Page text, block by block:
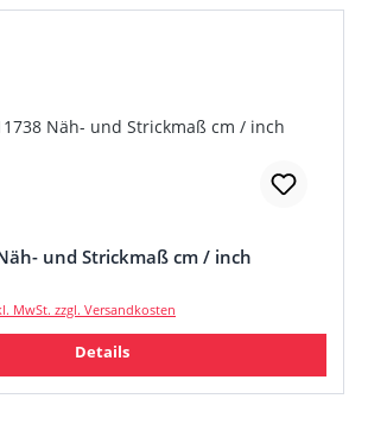
und Strickmaß cm / inch
MwSt. zzgl. Versandkosten
Details